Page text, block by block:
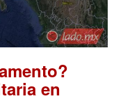
en